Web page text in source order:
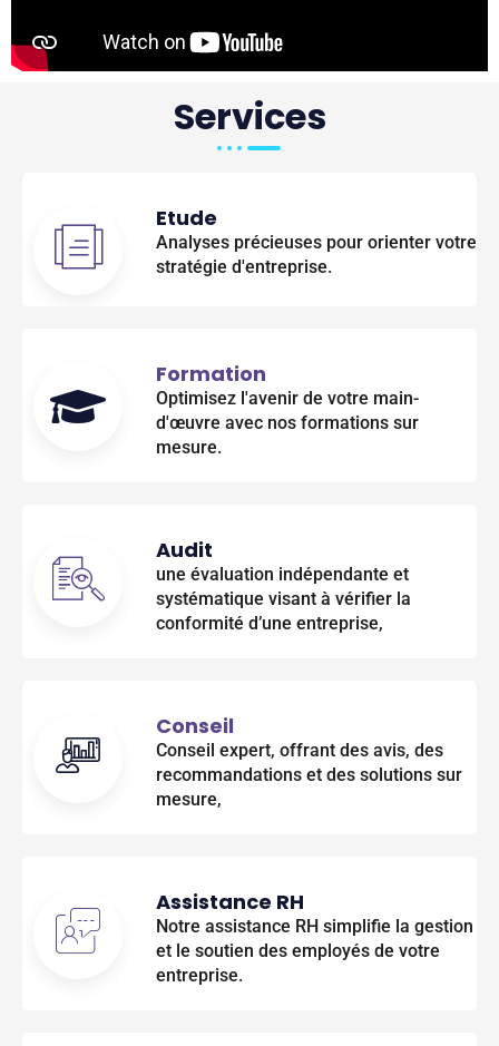
Services
Etude
Analyses précieuses pour orienter votre
stratégie d'entreprise.
Formation
Optimisez l'avenir de votre main-
d'œuvre avec nos formations sur
mesure.
Audit
une évaluation indépendante et
systématique visant à vérifier la
conformité d’une entreprise,
Conseil
Conseil expert, offrant des avis, des
recommandations et des solutions sur
mesure,
Assistance RH
Notre assistance RH simplifie la gestion
et le soutien des employés de votre
entreprise.